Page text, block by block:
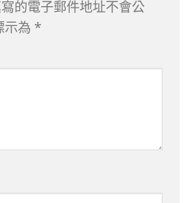
的電子郵件地址不會公
示為 *